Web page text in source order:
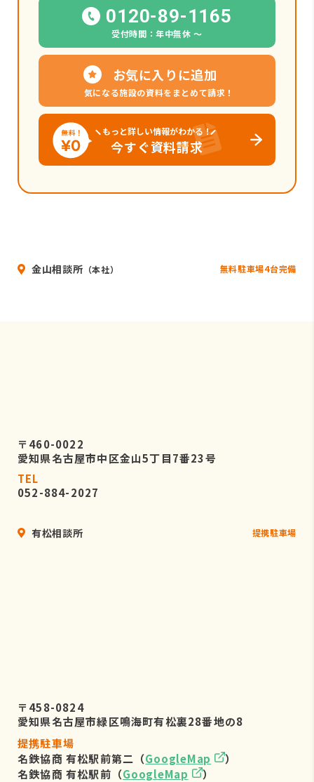
0120-89-1165
受付時間：年中無休 〜
お気に入りに追加
気になる施設の資料をまとめて請求！
もっと詳しい情報がわかる！
今すぐ資料請求
金山相談所 （本社） 無料駐車場4台完備
〒460-0022
愛知県名古屋市中区金山5丁目7番23号
TEL
052-884-2027
有松相談所 提携駐車場
〒458-0824
愛知県名古屋市緑区鳴海町有松裏28番地の8
提携駐車場
名鉄協商 有松駅前第二（GoogleMap
）
名鉄協商 有松駅前（GoogleMap
）